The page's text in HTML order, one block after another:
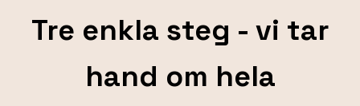
Tre enkla steg - vi tar
hand om hela